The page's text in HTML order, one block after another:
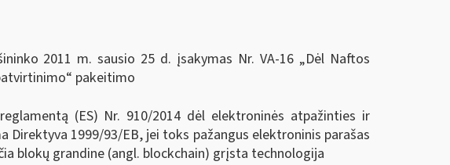
2011 m. sausio 25 d. įsakymas Nr. VA-16 „Dėl Naftos
pakeitimo
(ES) Nr. 910/2014 dėl elektroninės atpažinties ir
1999/93/EB, jei toks pažangus elektroninis parašas
blokų grandine (angl. blockchain) grįsta technologija